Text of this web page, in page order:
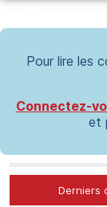
Pour lire les
Connectez-
et
Derniers